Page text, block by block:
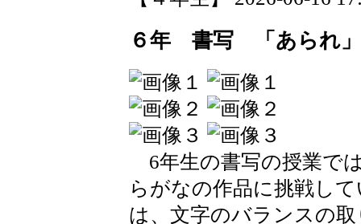
６年 書写 「あられ」
6年生の書写の授業で
らがなの作品に挑戦し
は、文字のバランスの